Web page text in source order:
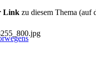
Link zu diesem Thema (auf